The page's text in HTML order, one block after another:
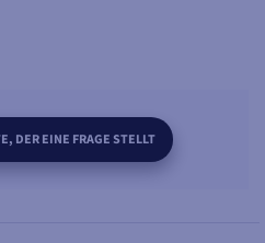
DER EINE FRAGE STELLT